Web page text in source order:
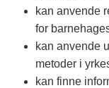
kan anvende
for
kan anvende
metoder i
kan finne